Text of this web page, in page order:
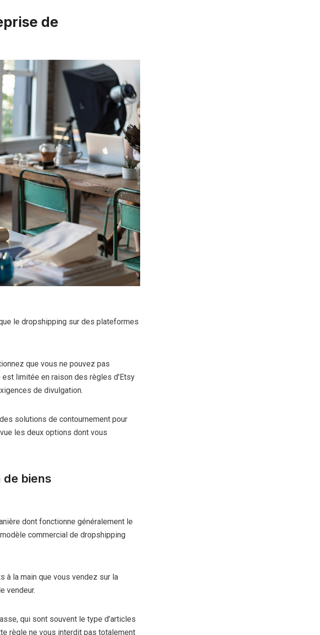
de
le dropshipping sur des plateformes
que vous ne pouvez pas
limitée en raison des règles d'Etsy
de divulgation.
solutions de contournement pour
les deux options dont vous
biens
dont fonctionne généralement le
commercial de dropshipping
à la main que vous vendez sur la
vendeur.
qui sont souvent le type d’articles
règle ne vous interdit pas totalement